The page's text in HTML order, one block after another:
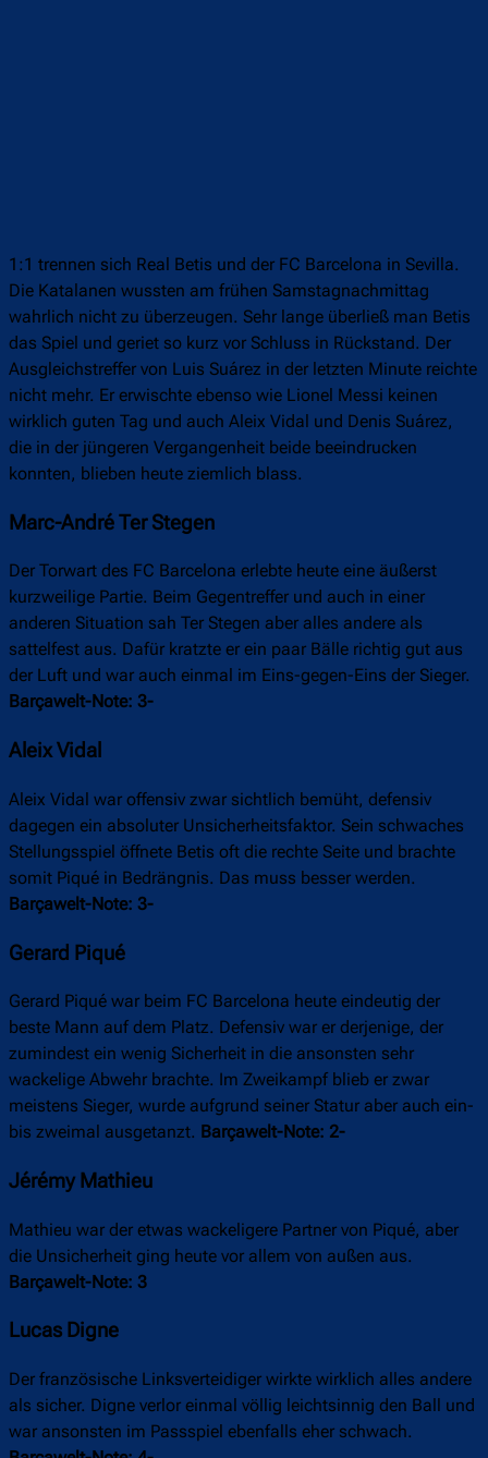
1:1 trennen sich Real Betis und der FC Barcelona in Sevilla.
Die Katalanen wussten am frühen Samstagnachmittag
wahrlich nicht zu überzeugen. Sehr lange überließ man Betis
das Spiel und geriet so kurz vor Schluss in Rückstand. Der
Ausgleichstreffer von Luis Suárez in der letzten Minute reichte
nicht mehr. Er erwischte ebenso wie Lionel Messi keinen
wirklich guten Tag und auch Aleix Vidal und Denis Suárez,
die in der jüngeren Vergangenheit beide beeindrucken
konnten, blieben heute ziemlich blass.
Marc-André Ter Stegen
Der Torwart des FC Barcelona erlebte heute eine äußerst
kurzweilige Partie. Beim Gegentreffer und auch in einer
anderen Situation sah Ter Stegen aber alles andere als
sattelfest aus. Dafür kratzte er ein paar Bälle richtig gut aus
der Luft und war auch einmal im Eins-gegen-Eins der Sieger.
Barçawelt-Note: 3-
Aleix Vidal
Aleix Vidal war offensiv zwar sichtlich bemüht, defensiv
dagegen ein absoluter Unsicherheitsfaktor. Sein schwaches
Stellungsspiel öffnete Betis oft die rechte Seite und brachte
somit Piqué in Bedrängnis. Das muss besser werden.
Barçawelt-Note: 3-
Gerard Piqué
Gerard Piqué war beim FC Barcelona heute eindeutig der
beste Mann auf dem Platz. Defensiv war er derjenige, der
zumindest ein wenig Sicherheit in die ansonsten sehr
wackelige Abwehr brachte. Im Zweikampf blieb er zwar
meistens Sieger, wurde aufgrund seiner Statur aber auch ein-
bis zweimal ausgetanzt. Barçawelt-Note: 2-
Jérémy Mathieu
Mathieu war der etwas wackeligere Partner von Piqué, aber
die Unsicherheit ging heute vor allem von außen aus.
Barçawelt-Note: 3
Lucas Digne
Der französische Linksverteidiger wirkte wirklich alles andere
als sicher. Digne verlor einmal völlig leichtsinnig den Ball und
war ansonsten im Passspiel ebenfalls eher schwach.